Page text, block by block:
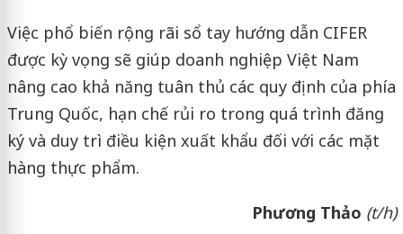
Việc phổ biến rộng rãi sổ tay hướng dẫn CIFER
được kỳ vọng sẽ giúp doanh nghiệp Việt Nam
nâng cao khả năng tuân thủ các quy định của phía
Trung Quốc, hạn chế rủi ro trong quá trình đăng
ký và duy trì điều kiện xuất khẩu đối với các mặt
hàng thực phẩm.
Phương Thảo (t/h)